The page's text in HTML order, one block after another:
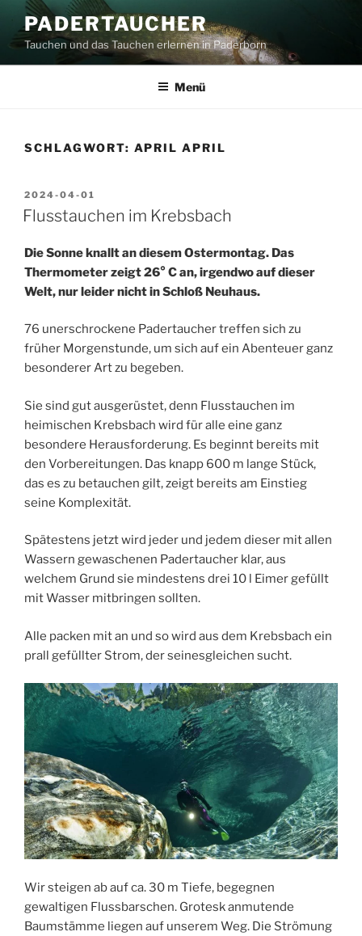
Inhalt
springen
PADERTAUCHER
Tauchen und das Tauchen erlernen in Paderborn
Menü
SCHLAGWORT: APRIL APRIL
VERÖFFENTLICHT
AM
2024-04-01
Flusstauchen im Krebsbach
Die Sonne knallt an diesem Ostermontag. Das
Thermometer zeigt 26° C an, irgendwo auf dieser
Welt, nur leider nicht in Schloß Neuhaus.
76 unerschrockene Padertaucher treffen sich zu
früher Morgenstunde, um sich auf ein Abenteuer ganz
besonderer Art zu begeben.
Sie sind gut ausgerüstet, denn Flusstauchen im
heimischen Krebsbach wird für alle eine ganz
besondere Herausforderung. Es beginnt bereits mit
den Vorbereitungen. Das knapp 600 m lange Stück,
das es zu betauchen gilt, zeigt bereits am Einstieg
seine Komplexität.
Spätestens jetzt wird jeder und jedem dieser mit allen
Wassern gewaschenen Padertaucher klar, aus
welchem Grund sie mindestens drei 10 l Eimer gefüllt
mit Wasser mitbringen sollten.
Alle packen mit an und so wird aus dem Krebsbach ein
prall gefüllter Strom, der seinesgleichen sucht.
Wir steigen ab auf ca. 30 m Tiefe, begegnen
gewaltigen Flussbarschen. Grotesk anmutende
Baumstämme liegen auf unserem Weg. Die Strömung